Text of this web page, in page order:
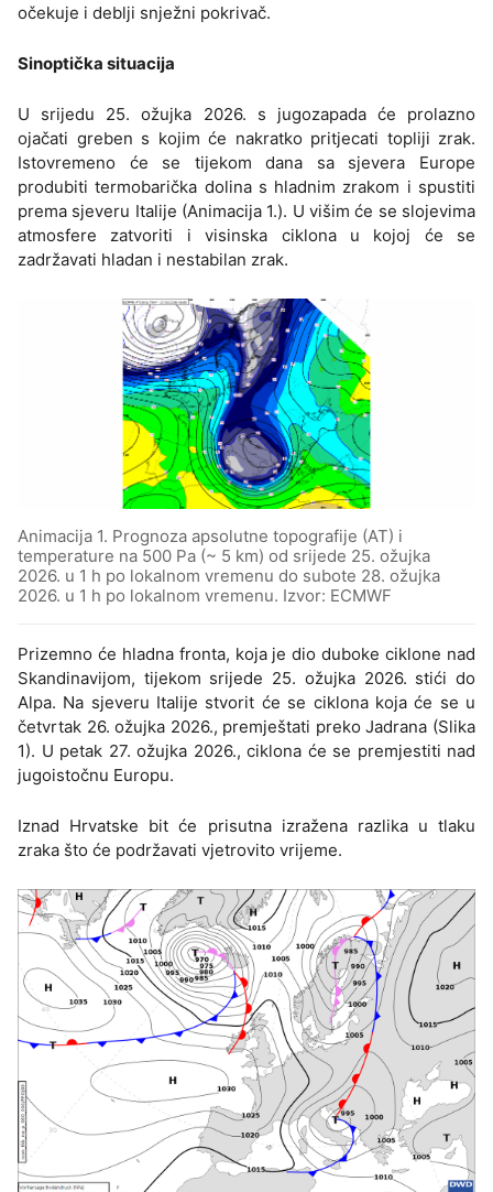
očekuje i deblji snježni pokrivač.
Sinoptička situacija
U srijedu 25. ožujka 2026. s jugozapada će prolazno
ojačati greben s kojim će nakratko pritjecati topliji zrak.
Istovremeno će se tijekom dana sa sjevera Europe
produbiti termobarička dolina s hladnim zrakom i spustiti
prema sjeveru Italije (Animacija 1.). U višim će se slojevima
atmosfere zatvoriti i visinska ciklona u kojoj će se
zadržavati hladan i nestabilan zrak.
Animacija 1. Prognoza apsolutne topografije (AT) i
temperature na 500 Pa (~ 5 km) od srijede 25. ožujka
2026. u 1 h po lokalnom vremenu do subote 28. ožujka
2026. u 1 h po lokalnom vremenu. Izvor: ECMWF
Prizemno će hladna fronta, koja je dio duboke ciklone nad
Skandinavijom, tijekom srijede 25. ožujka 2026. stići do
Alpa. Na sjeveru Italije stvorit će se ciklona koja će se u
četvrtak 26. ožujka 2026., premještati preko Jadrana (Slika
1). U petak 27. ožujka 2026., ciklona će se premjestiti nad
jugoistočnu Europu.
Iznad Hrvatske bit će prisutna izražena razlika u tlaku
zraka što će podržavati vjetrovito vrijeme.